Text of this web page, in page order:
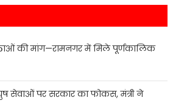
की मांग—रामनगर में मिले पूर्णकालिक
सेवाओं पर सरकार का फोकस, मंत्री ने